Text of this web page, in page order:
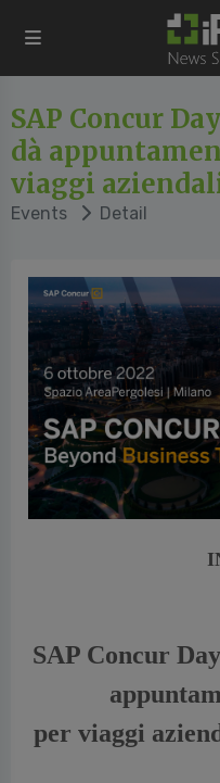
SAP Concur
dà
viaggi
Events Detail
SAP Concur
per viaggi